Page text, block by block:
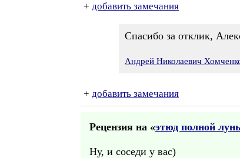
+ добавить замечания
Спасибо за отклик,
Андрей Николаевич
+ добавить замечания
Рецензия на «этюд полной
Ну, и соседи у вас)